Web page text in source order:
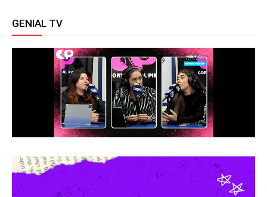
GENIAL TV